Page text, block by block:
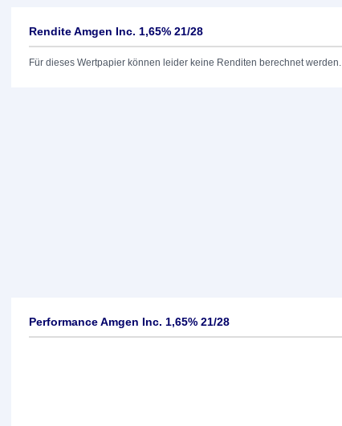
Rendite Amgen Inc. 1,65% 21/28
Für dieses Wertpapier können leider keine Renditen berechnet werden.
Performance Amgen Inc. 1,65% 21/28